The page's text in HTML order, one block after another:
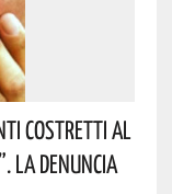
Costretti Al
La Denuncia